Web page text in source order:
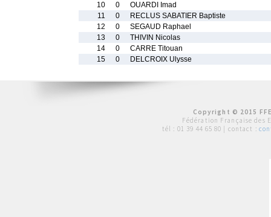
10
0
OUARDI Imad
11
0
RECLUS SABATIER Baptiste
12
0
SEGAUD Raphael
13
0
THIVIN Nicolas
14
0
CARRE Titouan
15
0 DELCROIX Ulysse
Copyright © 2015
Fédération Française des
tél : 01 39 44 65 80 | contact :